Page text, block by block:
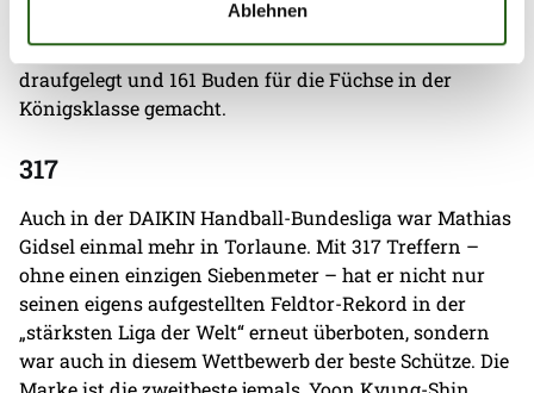
Ablehnen
Vorsaison. Waren es 2024/25 noch 135 Tore, hat der
Däne in der neuen Spielrunde noch einmal einen
draufgelegt und 161 Buden für die Füchse in der
Königsklasse gemacht.
317
Auch in der DAIKIN Handball-Bundesliga war Mathias
Gidsel einmal mehr in Torlaune. Mit 317 Treffern –
ohne einen einzigen Siebenmeter – hat er nicht nur
seinen eigens aufgestellten Feldtor-Rekord in der
„stärksten Liga der Welt“ erneut überboten, sondern
war auch in diesem Wettbewerb der beste Schütze. Die